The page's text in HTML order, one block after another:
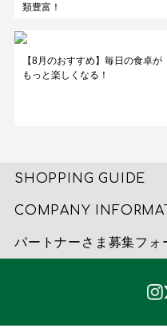
類豊富！
【8月のおすすめ】毎日の食卓が
もっと楽しくなる！
SHOPPING GUIDE
COMPANY
パートナーさま募集フォ